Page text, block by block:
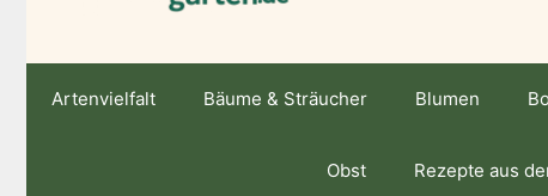
Artenvielfalt Bäume & Sträucher Blumen
Obst Rezepte aus